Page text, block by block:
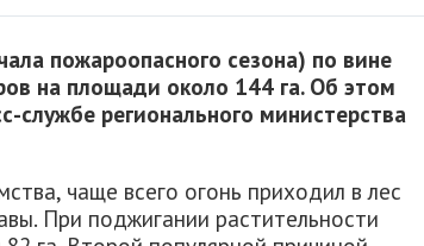
пожароопасного сезона) по вине
на площади около 144 га. Об этом
службе регионального министерства
чаще всего огонь приходил в лес
При поджигании растительности